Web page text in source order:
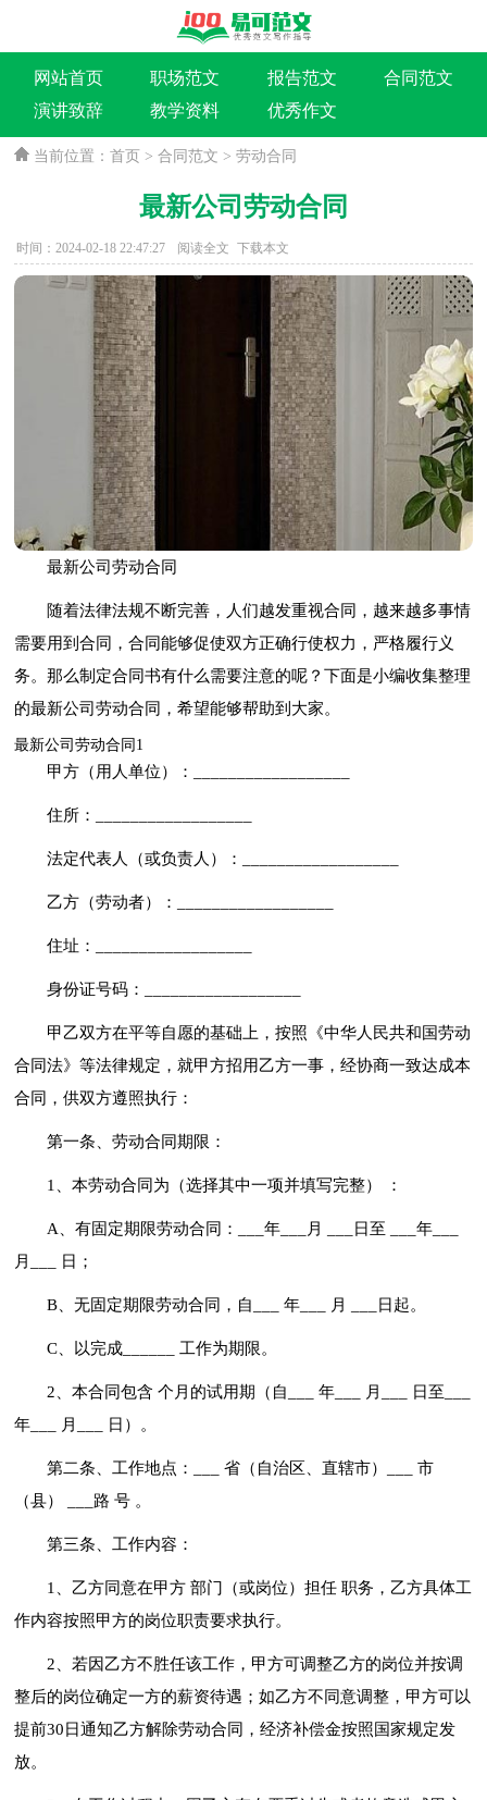
网站首页 职场范文 报告范文
合同范文
演讲致辞
教学资料 优秀作文
当前位置：首页 >合同范文 >劳动合同
最新公司劳动合同
时间：2024-02-18 22:47:27 阅读全文 下载本文
最新公司劳动合同
随着法律法规不断完善，人们越发重视合同，越来越多事情
需要用到合同，合同能够促使双方正确行使权力，严格履行义
务。那么制定合同书有什么需要注意的呢？下面是小编收集整理
的最新公司劳动合同，希望能够帮助到大家。
最新公司劳动合同1
甲方（用人单位）：__________________
住所：__________________
法定代表人（或负责人）：__________________
乙方（劳动者）：__________________
住址：__________________
身份证号码：__________________
甲乙双方在平等自愿的基础上，按照《中华人民共和国劳动
合同法》等法律规定，就甲方招用乙方一事，经协商一致达成本
合同，供双方遵照执行：
第一条、劳动合同期限：
1、本劳动合同为（选择其中一项并填写完整） ：
A、有固定期限劳动合同：___年___月 ___日至 ___年___
月___ 日；
B、无固定期限劳动合同，自___ 年___ 月 ___日起。
C、以完成______ 工作为期限。
2、本合同包含 个月的试用期（自___ 年___ 月___ 日至___
年___ 月___ 日）。
第二条、工作地点：___ 省（自治区、直辖市）___ 市
（县） ___路 号 。
第三条、工作内容：
1、乙方同意在甲方 部门（或岗位）担任 职务，乙方具体工
作内容按照甲方的岗位职责要求执行。
2、若因乙方不胜任该工作，甲方可调整乙方的岗位并按调
整后的岗位确定一方的薪资待遇；如乙方不同意调整，甲方可以
提前30日通知乙方解除劳动合同，经济补偿金按照国家规定发
放。